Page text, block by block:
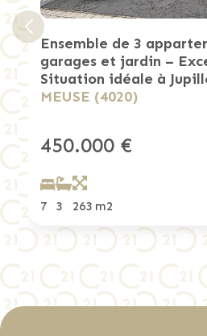
Ensemble de 3
garages et jardin –
Situation idéale à
MEUSE (4020)
450.000 €
7 3 263 m2